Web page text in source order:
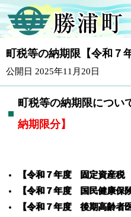
町税等の納期限【令和７
公開日 2025年11月20日
町税等の納期限につい
納期限分】
【令和７年度 固定資産税
【令和７年度 国民健康保
【令和７年度 後期高齢者